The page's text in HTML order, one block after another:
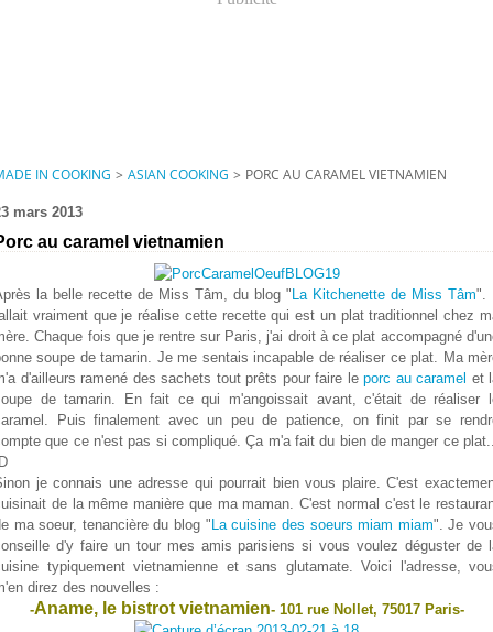
IN COOKING > ASIAN COOKING > PORC AU CARAMEL VIETNAMIEN
mars 2013
au caramel vietnamien
la belle recette de Miss Tâm, du blog " La Kitchenette de Miss Tâm". Il
vraiment que je réalise cette recette qui est un plat traditionnel chez
Chaque fois que je rentre sur Paris, j'ai droit à ce plat accompagné
soupe de tamarin. Je me sentais incapable de réaliser ce plat. Ma
d'ailleurs ramené des sachets tout prêts pour faire le porc au caramel et
de tamarin. En fait ce qui m'angoissait avant, c'était de réaliser
Puis finalement avec un peu de patience, on finit par se
que ce n'est pas si compliqué. Ça m'a fait du bien de manger ce
je connais une adresse qui pourrait bien vous plaire. C'est
de la même manière que ma maman. C'est normal c'est le
ma soeur, tenancière du blog " La cuisine des soeurs miam miam". Je
d'y faire un tour mes amis parisiens si vous voulez déguster de
typiquement vietnamienne et sans glutamate. Voici l'adresse,
direz des nouvelles :
-Aname, le bistrot vietnamien- 101 rue Nollet, 75017 Paris-